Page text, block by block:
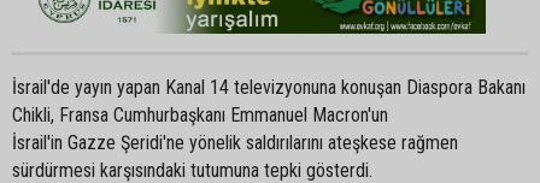
İsrail'de yayın yapan Kanal 14 televizyonuna konuşan Diaspora Bakanı
Chikli, Fransa Cumhurbaşkanı Emmanuel Macron'un
İsrail'in Gazze Şeridi'ne yönelik saldırılarını ateşkese rağmen
sürdürmesi karşısındaki tutumuna tepki gösterdi.